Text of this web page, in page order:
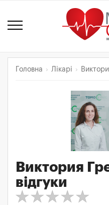
Головна Лікарі
Виктория
відгуки